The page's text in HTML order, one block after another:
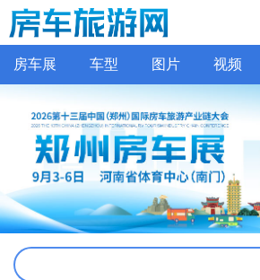
房车展 车型 图片 视频